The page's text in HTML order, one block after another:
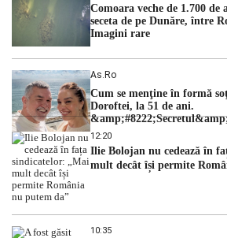
Comoara veche de 1.700 de
seceta de pe Dunăre, între
Imagini rare
As.ro
Cum se menţine în formă
Doroftei, la 51 de ani.
dezvăluit
12:20
Ilie Bolojan nu cedează în
mult decât își permite
10:35